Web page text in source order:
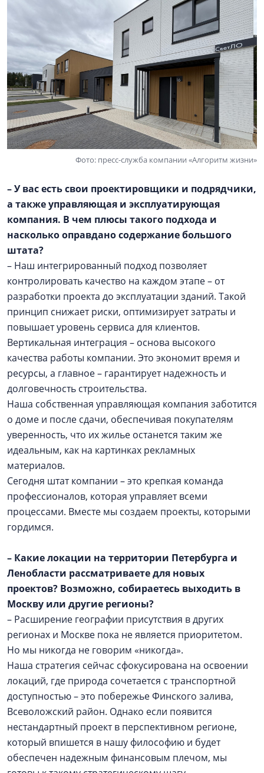
Фото: пресс-служба компании «Алгоритм жизни»
– У вас есть свои проектировщики и подрядчики,
а также управляющая и эксплуатирующая
компания. В чем плюсы такого подхода и
насколько оправдано содержание большого
штата?
– Наш интегрированный подход позволяет
контролировать качество на каждом этапе – от
разработки проекта до эксплуатации зданий. Такой
принцип снижает риски, оптимизирует затраты и
повышает уровень сервиса для клиентов.
Вертикальная интеграция – основа высокого
качества работы компании. Это экономит время и
ресурсы, а главное – гарантирует надежность и
долговечность строительства.
Наша собственная управляющая компания заботится
о доме и после сдачи, обеспечивая покупателям
уверенность, что их жилье останется таким же
идеальным, как на картинках рекламных
материалов.
Сегодня штат компании – это крепкая команда
профессионалов, которая управляет всеми
процессами. Вместе мы создаем проекты, которыми
гордимся.
– Какие локации на территории Петербурга и
Ленобласти рассматриваете для новых
проектов? Возможно, собираетесь выходить в
Москву или другие регионы?
– Расширение географии присутствия в других
регионах и Москве пока не является приоритетом.
Но мы никогда не говорим «никогда».
Наша стратегия сейчас сфокусирована на освоении
локаций, где природа сочетается с транспортной
доступностью – это побережье Финского залива,
Всеволожский район. Однако если появится
нестандартный проект в перспективном регионе,
который впишется в нашу философию и будет
обеспечен надежным финансовым плечом, мы